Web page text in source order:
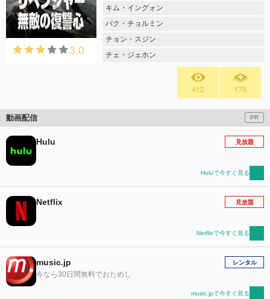
3.0
キム・イングォン
パク・チョルミン
チョン・スジン
チェ・ジェホン
412 175
動画配信 PR
Hulu 見放題
Huluで今すぐ見る
Netflix 見放題
Netflixで今すぐ見る
music.jp
今なら30日間無料でおためし
レンタル
music.jpで今すぐ見る